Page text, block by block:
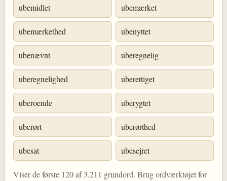
ubemidlet ubemærket
ubemærkethed ubenyttet
ubenævnt uberegnelig
uberegnelighed uberettiget
uberoende uberygtet
uberørt uberørthed
ubesat ubesejret
Viser de første 120 af 3.211 grundord. Brug ordværktøjet for